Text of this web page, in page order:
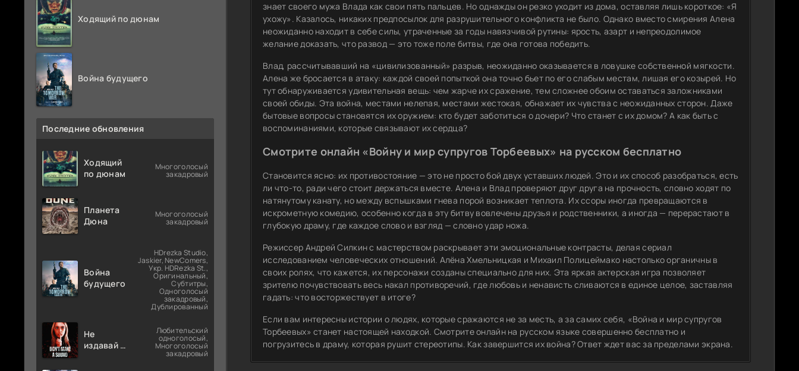
Ходящий по дюнам
Война будущего
Последние обновления
Ходящий
по дюнам
Многоголосый
закадровый
Планета
Дюна
Многоголосый
закадровый
Война
будущего
HDrezka Studio,
Jaskier, NewComers,
Укр. HDRezka St.,
Оригинальный,
Субтитры,
Одноголосый
закадровый,
Дублированный
Не
издавай ни
Любительский
одноголосый,
Многоголосый
закадровый
знает своего мужа Влада как свои пять пальцев. Но однажды он резко уходит из дома, оставляя лишь короткое: «Я
ухожу». Казалось, никаких предпосылок для разрушительного конфликта не было. Однако вместо смирения Алена
неожиданно находит в себе силы, утраченные за годы навязчивой рутины: ярость, азарт и непреодолимое
желание доказать, что развод — это тоже поле битвы, где она готова победить.
Влад, рассчитывавший на «цивилизованный» разрыв, неожиданно оказывается в ловушке собственной мягкости.
Алена же бросается в атаку: каждой своей попыткой она точно бьет по его слабым местам, лишая его козырей. Но
тут обнаруживается удивительная вещь: чем жарче их сражение, тем сложнее обоим оставаться заложниками
своей обиды. Эта война, местами нелепая, местами жестокая, обнажает их чувства с неожиданных сторон. Даже
бытовые вопросы становятся их оружием: кто будет заботиться о дочери? Что станет с их домом? А как быть с
воспоминаниями, которые связывают их сердца?
Смотрите онлайн «Войну и мир супругов Торбеевых» на русском бесплатно
Становится ясно: их противостояние — это не просто бой двух уставших людей. Это и их способ разобраться, есть
ли что-то, ради чего стоит держаться вместе. Алена и Влад проверяют друг друга на прочность, словно ходят по
натянутому канату, но между вспышками гнева порой возникает теплота. Их ссоры иногда превращаются в
искрометную комедию, особенно когда в эту битву вовлечены друзья и родственники, а иногда — перерастают в
глубокую драму, где каждое слово и взгляд — словно удар ножа.
Режиссер Андрей Силкин с мастерством раскрывает эти эмоциональные контрасты, делая сериал
исследованием человеческих отношений. Алёна Хмельницкая и Михаил Полицеймако настолько органичны в
своих ролях, что кажется, их персонажи созданы специально для них. Эта яркая актерская игра позволяет
зрителю почувствовать весь накал противоречий, где любовь и ненависть сливаются в единое целое, заставляя
гадать: что восторжествует в итоге?
Если вам интересны истории о людях, которые сражаются не за месть, а за самих себя, «Война и мир супругов
Торбеевых» станет настоящей находкой. Смотрите онлайн на русском языке совершенно бесплатно и
погрузитесь в драму, которая рушит стереотипы. Как завершится их война? Ответ ждет вас за пределами экрана.